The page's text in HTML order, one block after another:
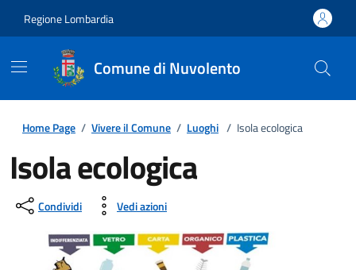
Regione Lombardia
Comune di Nuvolento
Home Page / Vivere il Comune / Luoghi / Isola ecologica
Isola ecologica
Condividi Vedi azioni